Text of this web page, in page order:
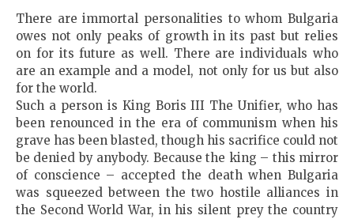
There are immortal personalities to whom Bulgaria
owes not only peaks of growth in its past but relies
on for its future as well. There are individuals who
are an example and a model, not only for us but also
for the world.
Such a person is King Boris III The Unifier, who has
been renounced in the era of communism when his
grave has been blasted, though his sacrifice could not
be denied by anybody. Because the king – this mirror
of conscience – accepted the death when Bulgaria
was squeezed between the two hostile alliances in
the Second World War, in his silent prey the country